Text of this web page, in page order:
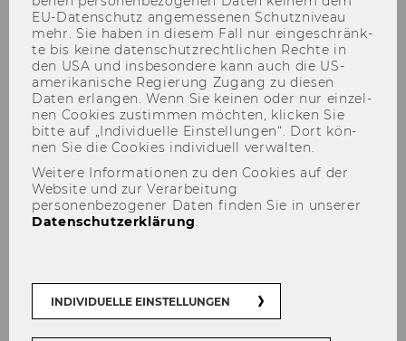
Online-Appendices
On­line Ap­pen­dix Jour­nal of In­
ter­na­tio­nal Eco­no­mic Law
2021
EU-​Datenschutz an­ge­mes­se­nen Schutz­ni­veau
mehr. Sie haben in die­sem Fall nur ein­ge­schränk­
te bis keine da­ten­schutz­recht­li­chen Rech­te in
den USA und ins­be­son­de­re kann auch die US-​
amerikanische Re­gie­rung Zu­gang zu die­sen
Daten er­lan­gen. Wenn Sie kei­nen oder nur ein­zel­
nen Coo­kies zu­stim­men möch­ten, kli­cken Sie
bitte auf „In­di­vi­du­el­le Ein­stel­lun­gen“. Dort kön­
nen Sie die Coo­kies in­di­vi­du­ell ver­wal­ten.
Weitere Informationen zu den Cookies auf der
Website und zur Verarbeitung
personenbezogener Daten finden Sie in unserer
Datenschutzerklärung.
INDIVIDUELLE EINSTELLUNGEN